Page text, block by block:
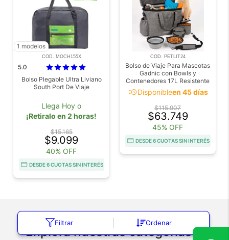
Filtrar Ordenar
1 modelos
COD. MOCH155X
5.0
Bolso Plegable Ultra Liviano
South Port De Viaje
Llega Hoy o
¡Retiralo en 2 horas!
$15.165
$9.099
40% OFF
DESDE 6 CUOTAS SIN INTERÉS
COD. PETLIT24
Bolso de Viaje Para Mascotas
Gadnic con Bowls y
Contenedores 17L Resistente
acuteDisponibleen 45 días
$115.907
$63.749
45% OFF
DESDE 6 CUOTAS SIN INTERÉS
Explorá nuestras categorías